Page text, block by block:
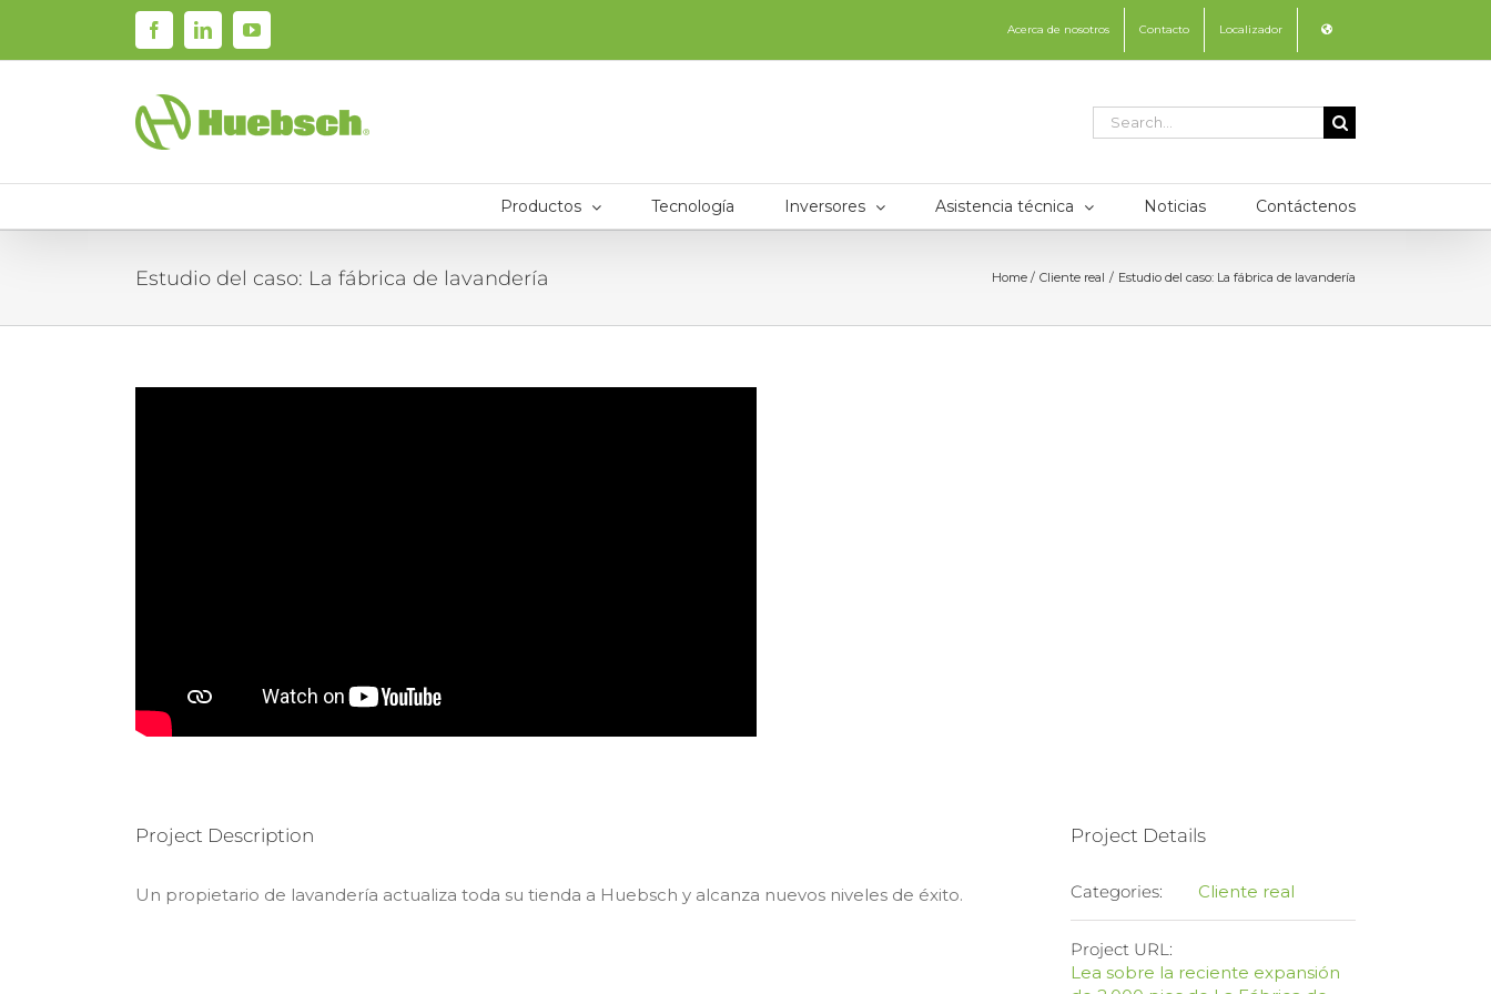
FacebookLinkedInYouTube Acerca de nosotros Contacto Localizador
Search
Productos Tecnología Inversores Asistencia técnica Noticias Contáctenos
Estudio del caso: La fábrica de lavandería Home Cliente real Estudio del caso: La fábrica de lavandería
Project Description
Un propietario de lavandería actualiza toda su tienda a Huebsch y alcanza nuevos niveles de éxito.
Project Details
Categories: Cliente real
Project URL:
Lea sobre la reciente expansión